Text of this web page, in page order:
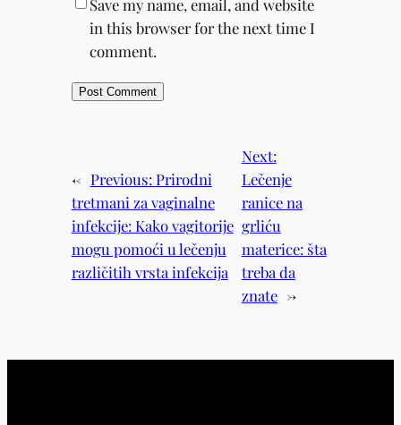
Save my name, email, and website
in this browser for the next time I
comment.
← Previous:Prirodni
tretmani za vaginalne
infekcije: Kako vagitorije
mogu pomoći u lečenju
različitih vrsta infekcija
Next:
Lečenje
ranice na
grliću
materice: šta
treba da
znate →